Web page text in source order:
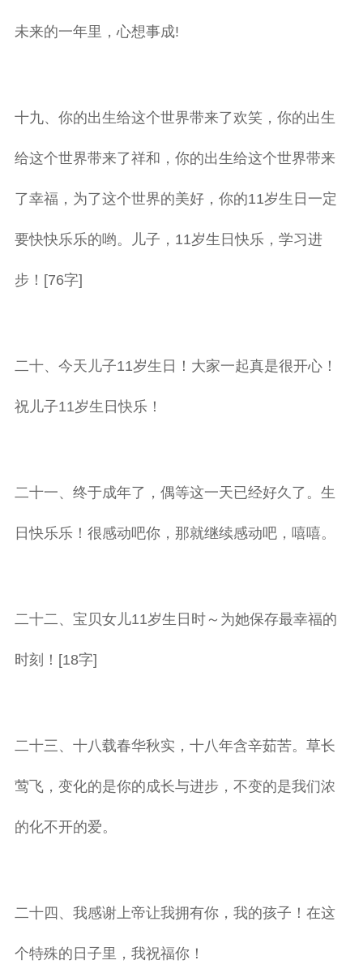
未来的一年里，心想事成!
十九、你的出生给这个世界带来了欢笑，你的出生
给这个世界带来了祥和，你的出生给这个世界带来
了幸福，为了这个世界的美好，你的11岁生日一定
要快快乐乐的哟。儿子，11岁生日快乐，学习进
步！[76字]
二十、今天儿子11岁生日！大家一起真是很开心！
祝儿子11岁生日快乐！
二十一、终于成年了，偶等这一天已经好久了。生
日快乐乐！很感动吧你，那就继续感动吧，嘻嘻。
二十二、宝贝女儿11岁生日时～为她保存最幸福的
时刻！[18字]
二十三、十八载春华秋实，十八年含辛茹苦。草长
莺飞，变化的是你的成长与进步，不变的是我们浓
的化不开的爱。
二十四、我感谢上帝让我拥有你，我的孩子！在这
个特殊的日子里，我祝福你！